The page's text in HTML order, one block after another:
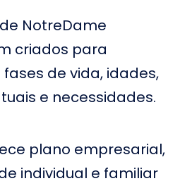
NotreDame
criados para
de vida, idades,
e necessidades.
plano empresarial,
individual e familiar